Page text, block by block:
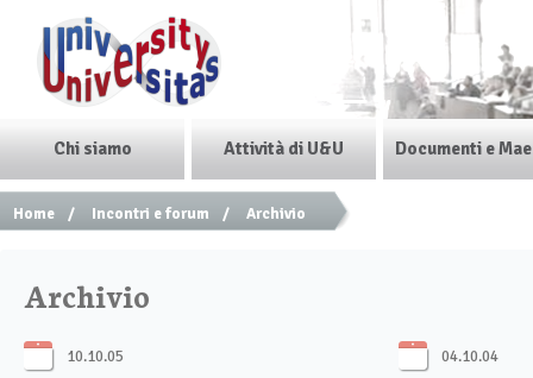
Chi siamo Attività di U&U Documenti e
Home / Incontri e forum / Archivio
Archivio
10.10.05 04.10.04